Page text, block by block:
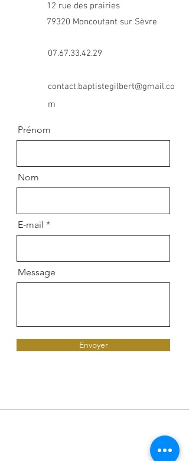
12 rue des prairies
79320 Moncoutant sur Sèvre
07.67.33.42.29
contact.baptistegilbert@gmail.co
m
Prénom
Nom
E-mail
Message
Envoyer